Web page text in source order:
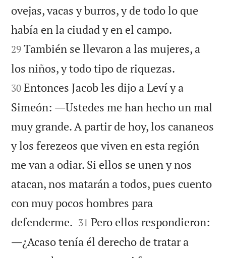
ovejas, vacas y burros, y de todo lo que
había en la ciudad y en el campo.
29 También se llevaron a las mujeres, a
los niños, y todo tipo de riquezas.
30 Entonces Jacob les dijo a Leví y a
Simeón: ―Ustedes me han hecho un mal
muy grande. A partir de hoy, los cananeos
y los ferezeos que viven en esta región
me van a odiar. Si ellos se unen y nos
atacan, nos matarán a todos, pues cuento
con muy pocos hombres para
defenderme. 

31 Pero ellos respondieron:
―¿Acaso tenía él derecho de tratar a